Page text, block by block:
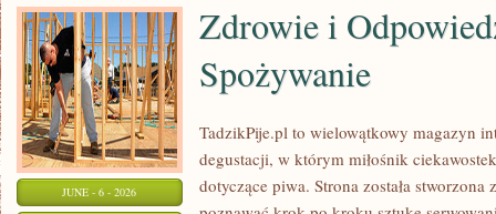
JUNE - 6 - 2026
Zdrowie i
Spożywanie
TadzikPije.pl to wielowątkowy magazyn
degustacji, w którym miłośnik
dotyczące piwa. Strona została